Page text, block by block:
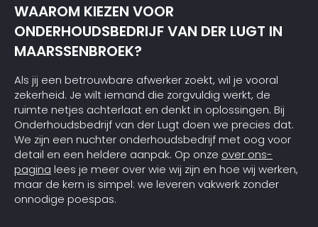
WAAROM KIEZEN VOOR
ONDERHOUDSBEDRIJF VAN DER LUGT IN
MAARSSENBROEK?
Als jij een betrouwbare afwerker zoekt, wil je vooral
zekerheid. Je wilt iemand die zorgvuldig werkt, de
ruimte netjes achterlaat en denkt in oplossingen. Bij
Onderhoudsbedrijf van der Lugt doen we precies dat.
We zijn een nuchter onderhoudsbedrijf met oog voor
detail en een heldere aanpak. Op onze over ons-
pagina lees je meer over wie wij zijn en hoe wij werken,
maar de kern is simpel: we leveren vakwerk zonder
onnodige poespas.